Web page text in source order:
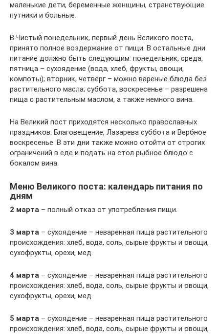
маленькие дети, беременные женщины, странствующие
путники и больные.
В Чистый понедельник, первый день Великого поста,
принято полное воздержание от пищи. В остальные дни
питание должно быть следующим: понедельник, среда,
пятница – сухоядение (вода, хлеб, фрукты, овощи,
компоты); вторник, четверг – можно вареные блюда без
растительного масла; суббота, воскресенье – разрешена
пища с растительным маслом, а также немного вина.
На Великий пост приходятся несколько православных
праздников: Благовещение, Лазарева суббота и Вербное
воскресенье. В эти дни также можно отойти от строгих
ограничений в еде и подать на стол рыбное блюдо с
бокалом вина.
Меню Великого поста: календарь питания по
дням
2 марта – полный отказ от употребления пищи.
3 марта – сухоядение – неваренная пища растительного
происхождения: хлеб, вода, соль, сырые фрукты и овощи,
сухофрукты, орехи, мед.
4 марта – сухоядение – неваренная пища растительного
происхождения: хлеб, вода, соль, сырые фрукты и овощи,
сухофрукты, орехи, мед.
5 марта – сухоядение – неваренная пища растительного
происхождения: хлеб, вода, соль, сырые фрукты и овощи,